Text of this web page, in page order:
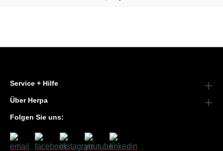
Service + Hilfe
Über Herpa
Folgen Sie uns: